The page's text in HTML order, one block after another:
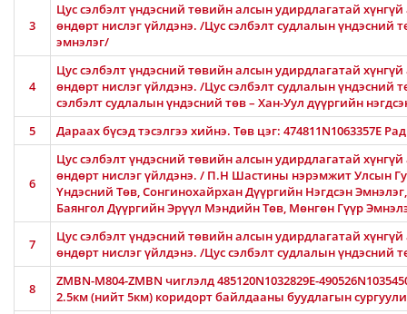
3
Цус сэлбэлт үндэсний төвийн алсын удирдлагатай
өндөрт нислэг үйлдэнэ. /Цус сэлбэлт судлалын
эмнэлэг/
4
Цус сэлбэлт үндэсний төвийн алсын удирдлагатай
өндөрт нислэг үйлдэнэ. /Цус сэлбэлт судлалын үндэсний
сэлбэлт судлалын үндэсний төв – Хан-Уул дүүргийн
5
Дараах бүсэд тэсэлгээ хийнэ. Төв цэг: 474811N1063357E
6
Цус сэлбэлт үндэсний төвийн алсын удирдлагатай
өндөрт нислэг үйлдэнэ. / П.Н Шастины нэрэмжит Улсын
Үндэсний Төв, Сонгинохайрхан Дүүргийн Нэгдсэн
Баянгол Дүүргийн Эрүүл Мэндийн Төв, Мөнгөн Гүүр
7
Цус сэлбэлт үндэсний төвийн алсын удирдлагатай
өндөрт нислэг үйлдэнэ. /Цус сэлбэлт судлалын
8
ZMBN-M804-ZMBN чиглэлд 485120N1032829E-
2.5км (нийт 5км) коридорт байлдааны буудлагын